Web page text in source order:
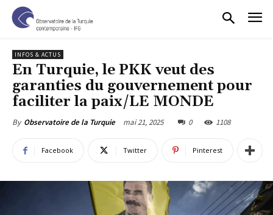
INFOS & ACTUS
En Turquie, le PKK veut des
garanties du gouvernement pour
faciliter la paix/LE MONDE
By Observatoire de la Turquie mai 21, 2025 0 1108
Facebook Twitter Pinterest